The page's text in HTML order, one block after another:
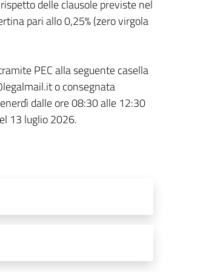
delle clausole previste nel
pari allo 0,25% (zero virgola
PEC alla seguente casella
o consegnata
dalle ore 08:30 alle 12:30
13 luglio 2026.